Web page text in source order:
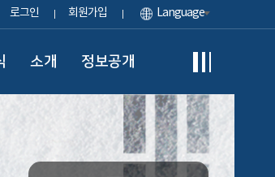
로그인 회원가입 Language
소개 정보공개